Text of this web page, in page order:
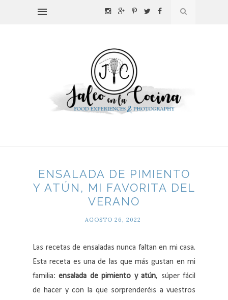
ENSALADA DE PIMIENTO
Y ATÚN, MI FAVORITA DEL
VERANO
AGOSTO 26, 2022
Las recetas de ensaladas nunca faltan en mi casa.
Esta receta es una de las que más gustan en mi
familia:ensalada de pimiento y atún, súper fácil
de hacer y con la que sorprenderéis a vuestros